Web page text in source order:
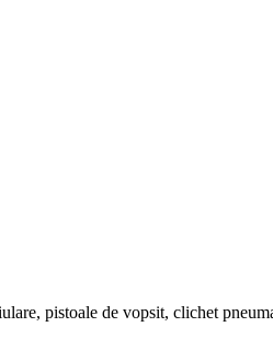
pistoale de vopsit, clichet